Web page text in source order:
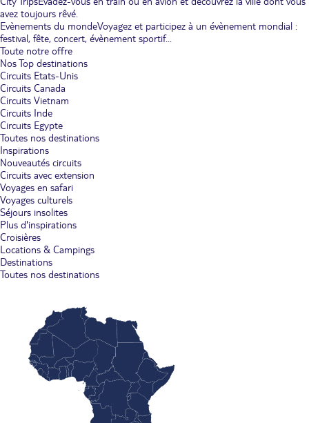
avez toujours rêvé.
Evènements du mondeVoyagez et participez à un évènement mondial :
festival, fête, concert, évènement sportif...
Toute notre offre
Nos Top destinations
Circuits Etats-Unis
Circuits Canada
Circuits Vietnam
Circuits Inde
Circuits Egypte
Toutes nos destinations
Inspirations
Nouveautés circuits
Circuits avec extension
Voyages en safari
Voyages culturels
Séjours insolites
Plus d'inspirations
Croisières
Locations & Campings
Destinations
Toutes nos destinations